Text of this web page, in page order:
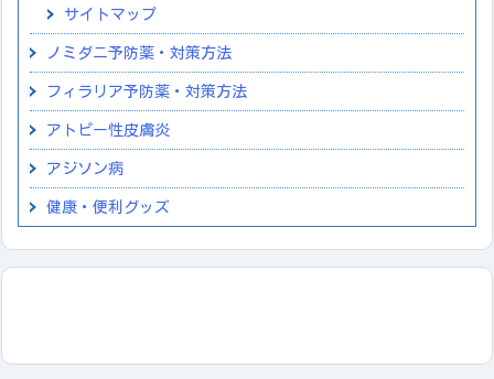
サイトマップ
ノミダニ予防薬・対策方法
フィラリア予防薬・対策方法
アトピー性皮膚炎
アジソン病
健康・便利グッズ